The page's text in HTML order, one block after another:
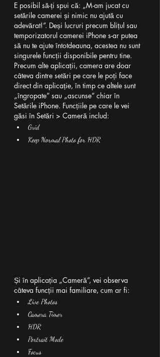
E posibil să-ți spui că: „M-am jucat cu
setările camerei și nimic nu ajută cu
adevărat!”. Deși lucruri precum blițul sau
temporizatorul camerei iPhone s-ar putea
să nu te ajute întotdeauna, acestea nu sunt
singurele funcții disponibile pentru tine.
Precum alte aplicații, camera are doar
câteva dintre setări pe care le poți face
direct din aplicație, în timp ce altele sunt
„îngropate” sau „ascunse” chiar în
Setările iPhone. Funcțiile pe care le vei
găsi în Setări > Cameră includ:
Grid
Keep Normal Photo for HDR
Și în aplicația „Cameră”, vei observa
câteva funcții mai familiare, cum ar fi:
Live Photos
Camera Timer
HDR
Portrait Mode
Focus